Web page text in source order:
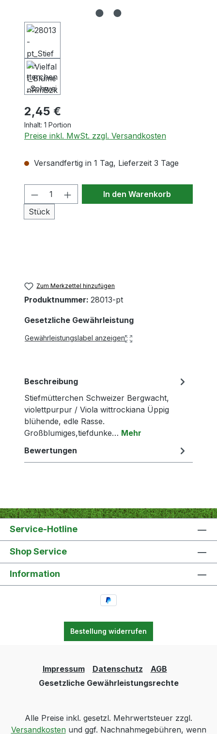
2,45 €
Inhalt: 1 Portion
Preise inkl. MwSt. zzgl. Versandkosten
Versandfertig in 1 Tag, Lieferzeit 3 Tage
Produkt Anzahl: Gib den
Stück
In den Warenkorb
Zum Merkzettel hinzufügen
Produktnummer: 28013-pt
Gesetzliche Gewährleistung
Gewährleistungslabel anzeigen
Beschreibung
Stiefmütterchen Schweizer Bergwacht,
violettpurpur / Viola wittrockiana Üppig
blühende, edle Rasse.
Großblumiges,tiefdunke… Mehr
Bewertungen
Service-Hotline
Shop Service
Information
Bestellung widerrufen
Impressum Datenschutz
AGB
Gesetzliche Gewährleistungsrechte
Alle Preise inkl. gesetzl. Mehrwertsteuer zzgl.
Versandkostenund ggf. Nachnahmegebühren, wenn